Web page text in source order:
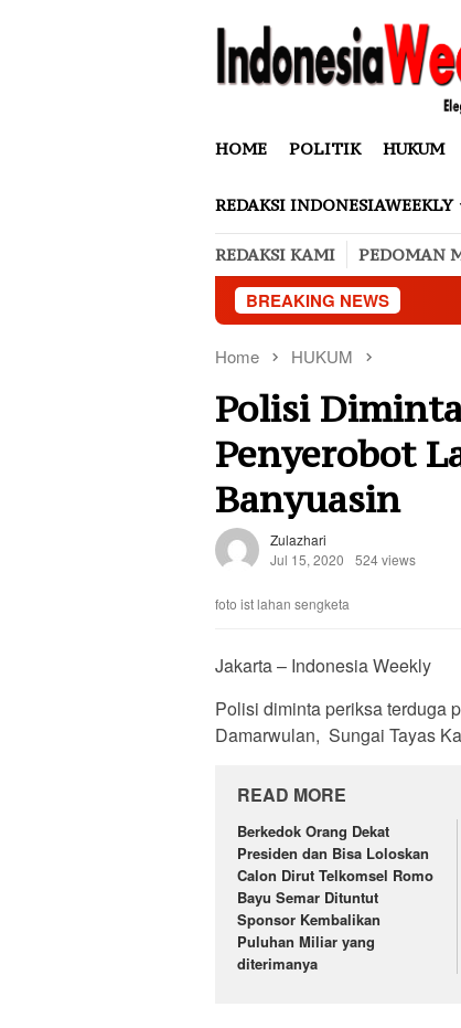
HOME POLITIK HUKUM
REDAKSI INDONESIAWEEKLY
REDAKSI KAMI PEDOMAN
BREAKING NEWS
Home HUKUM
Polisi
Penyerobot
Banyuasin
Zulazhari
Jul 15, 2020
524 views
foto ist lahan sengketa
Jakarta – Indonesia Weekly
Polisi diminta periksa terduga
Damarwulan, Sungai Tayas
READ MORE
Berkedok Orang Dekat
Presiden dan Bisa Loloskan
Calon Dirut Telkomsel Romo
Bayu Semar Dituntut
Sponsor Kembalikan
Puluhan Miliar yang
diterimanya